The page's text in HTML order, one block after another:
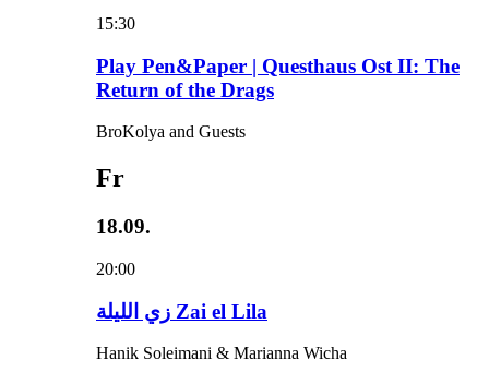
15:30
Play Pen&Paper | Questhaus Ost II: The
Return of the Drags
BroKolya and Guests
Fr
18.09.
20:00
زي‌ اللیلة Zai el Lila
Hanik Soleimani & Marianna Wicha